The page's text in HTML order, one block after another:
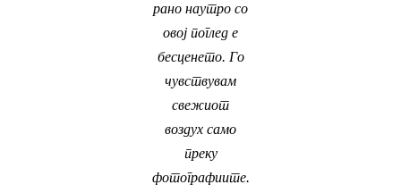
рано наутро со
овој поглед е
бесценето. Го
чувствувам
свежиот
воздух само
преку
фотографиите.